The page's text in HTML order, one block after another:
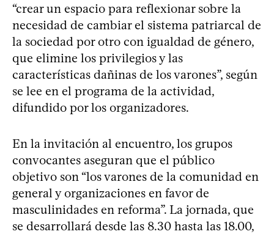
“crear un espacio para reflexionar sobre la
necesidad de cambiar el sistema patriarcal de
la sociedad por otro con igualdad de género,
que elimine los privilegios y las
características dañinas de los varones”, según
se lee en el programa de la actividad,
difundido por los organizadores.
En la invitación al encuentro, los grupos
convocantes aseguran que el público
objetivo son “los varones de la comunidad en
general y organizaciones en favor de
masculinidades en reforma”. La jornada, que
se desarrollará desde las 8.30 hasta las 18.00,